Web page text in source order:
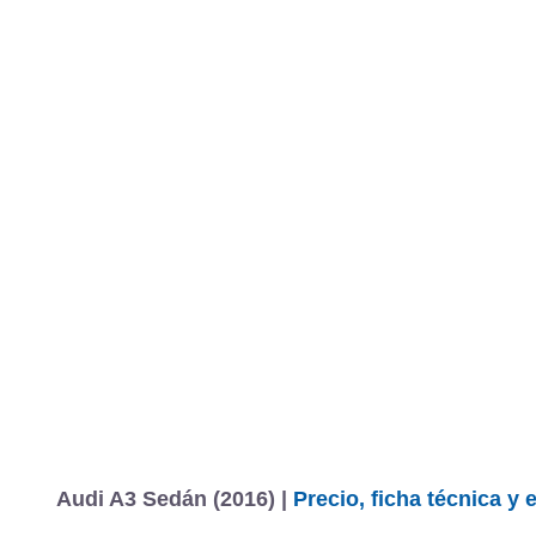
Audi A3 Sedán (2016) | Precio, ficha técnica y